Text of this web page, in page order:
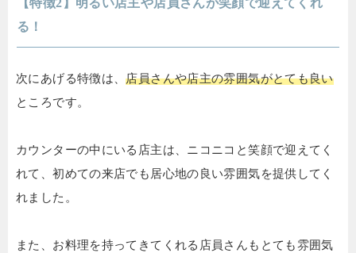
【特徴2】明るい店主や店員さんが笑顔で迎えてくれ
る！
次にあげる特徴は、店員さんや店主の雰囲気がとても良い
ところです。
カウンターの中にいる店主は、ニコニコと笑顔で迎えてく
れて、初めての来店でも居心地の良い雰囲気を提供してく
れました。
また、お料理を持ってきてくれる店員さんもとても雰囲気